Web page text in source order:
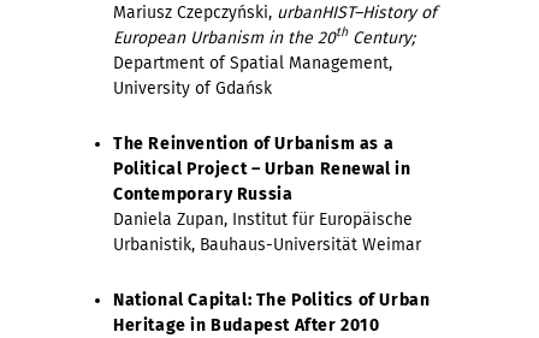
Mariusz Czepczyński, urbanHIST–History of
European Urbanism in the 20thCentury;
Department of Spatial Management,
University of Gdańsk
The Reinvention of Urbanism as a
Political Project – Urban Renewal in
Contemporary Russia
Daniela Zupan, Institut für Europäische
Urbanistik, Bauhaus-Universität Weimar
National Capital: The Politics of Urban
Heritage in Budapest After 2010